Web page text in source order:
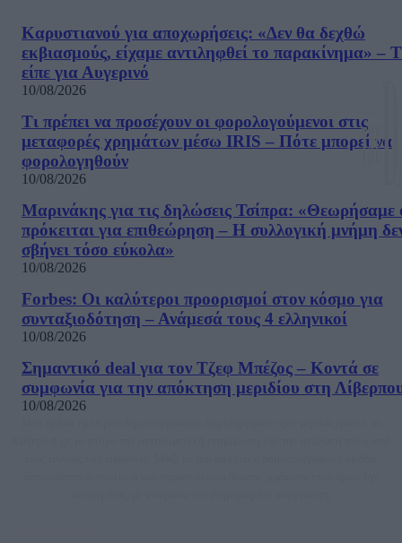
Καρυστιανού για αποχωρήσεις: «Δεν θα δεχθώ
εκβιασμούς, είχαμε αντιληφθεί το παρακίνημα» –
είπε για Αυγερινό
10/08/2026
Τι πρέπει να προσέχουν οι φορολογούμενοι στις
μεταφορές χρημάτων μέσω IRIS – Πότε μπορεί να
φορολογηθούν
10/08/2026
Μαρινάκης για τις δηλώσεις Τσίπρα: «Θεωρήσαμε
πρόκειται για επιθεώρηση – Η συλλογική μνήμη
σβήνει τόσο εύκολα»
10/08/2026
Forbes: Οι καλύτεροι προορισμοί στον κόσμο για
συνταξιοδότηση – Ανάμεσά τους 4 ελληνικοί
10/08/2026
Σημαντικό deal για τον Τζεφ Μπέζος – Κοντά σε
συμφωνία για την απόκτηση μεριδίου στη
10/08/2026